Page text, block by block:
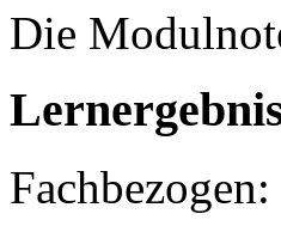
Die
Fachbezogen: